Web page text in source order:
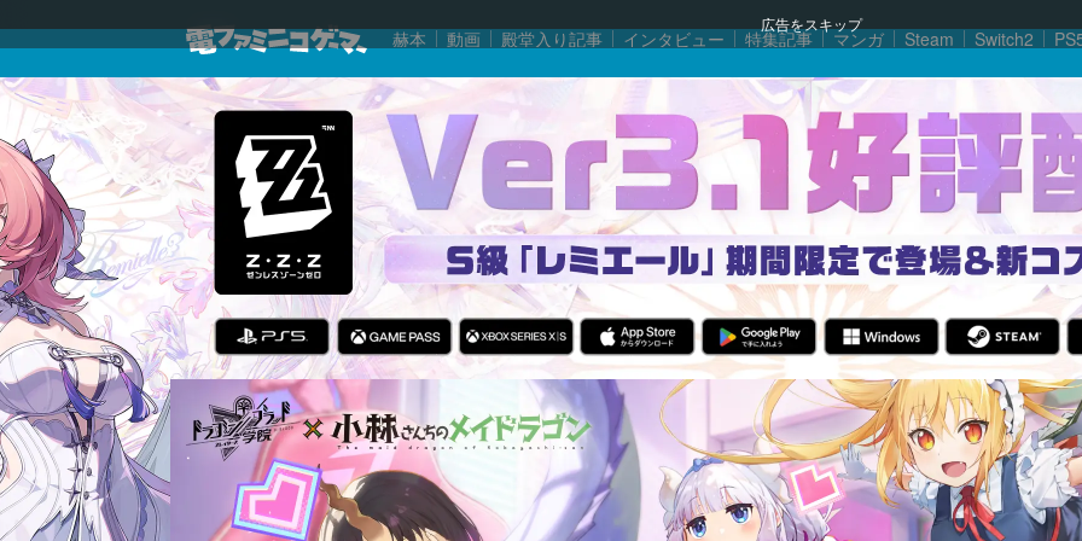
広告をスキップ
赫本 動画 殿堂入り記事 インタビュー 特集記事 マンガ Steam Switch2